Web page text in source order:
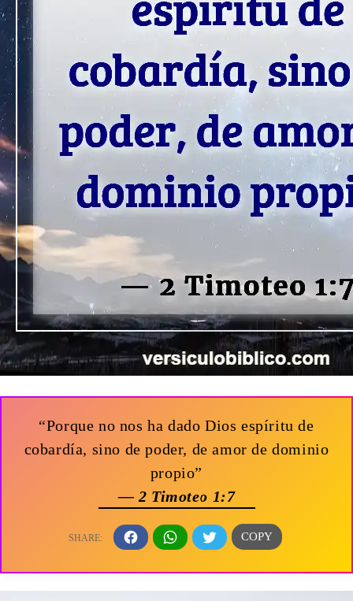
“Porque no nos ha dado Dios espíritu de
cobardía, sino de poder, de amor de dominio
propio”
— 2 Timoteo 1:7